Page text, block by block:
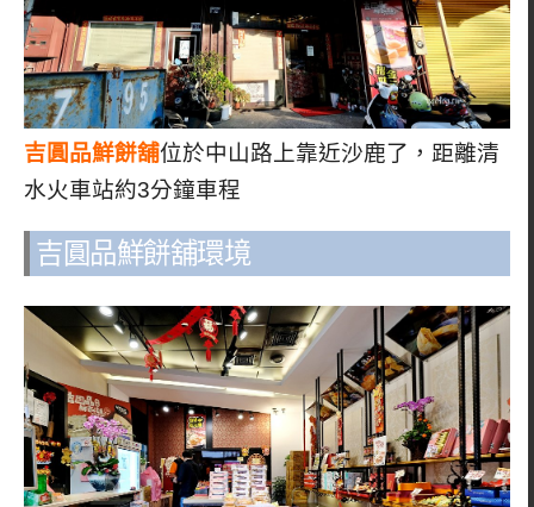
吉圓品鮮餅舖位於中山路上靠近沙鹿了，距離清
水火車站約3分鐘車程
吉圓品鮮餅舖環境